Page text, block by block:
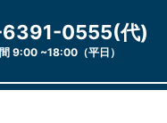
0555(代)
9:00 ~18:00（平日）